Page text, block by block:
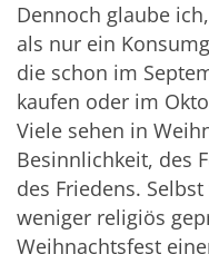
Dennoch glaube
als nur ein
die schon im
kaufen oder im
Viele sehen in
Besinnlichkeit, des
des Friedens.
weniger religiös
Weihnachtsfest